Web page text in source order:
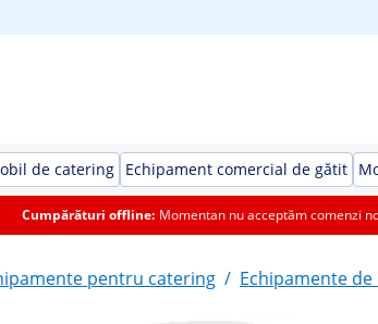
de catering Echipament comercial de gătit
Cumpărături offline: Momentan nu acceptăm comenzi
pentru catering / Echipamente